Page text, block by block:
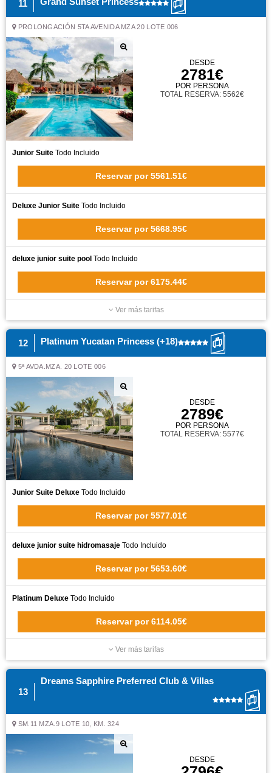
11
PROLONGACIÓN 5TA AVENIDA MZA 20 LOTE 006
DESDE
2781€
POR PERSONA
TOTAL RESERVA: 5562€
Junior Suite Todo Incluido
Reservar por 5561.51€
Deluxe Junior Suite Todo Incluido
Reservar por 5668.95€
deluxe junior suite pool Todo Incluido
Reservar por 6175.44€
Ver más tarifas
12 Platinum Yucatan Princess (+18)
5ª AVDA.MZA. 20 LOTE 006
DESDE
2789€
POR PERSONA
TOTAL RESERVA: 5577€
Junior Suite Deluxe Todo Incluido
Reservar por 5577.01€
deluxe junior suite hidromasaje Todo Incluido
Reservar por 5653.60€
Platinum Deluxe Todo Incluido
Reservar por 6114.05€
Ver más tarifas
13
Dreams Sapphire Preferred Club & Villas
SM.11 MZA.9 LOTE 10, KM. 324
DESDE